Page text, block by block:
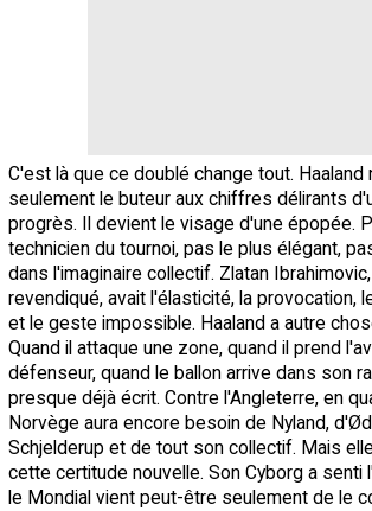
C'est là que ce doublé change tout. Haaland
seulement le buteur aux chiffres délirants
progrès. Il devient le visage d'une épopée.
technicien du tournoi, pas le plus élégant,
dans l'imaginaire collectif. Zlatan
revendiqué, avait l'élasticité, la provocation,
et le geste impossible. Haaland a autre
Quand il attaque une zone, quand il prend
défenseur, quand le ballon arrive dans son
presque déjà écrit. Contre l'Angleterre, en
Norvège aura encore besoin de Nyland,
Schjelderup et de tout son collectif. Mais
cette certitude nouvelle. Son Cyborg a senti
le Mondial vient peut-être seulement de le